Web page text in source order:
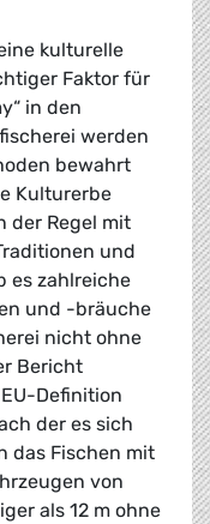
kulturelle
Faktor für
in den
werden
bewahrt
Kulturerbe
der Regel mit
und
es zahlreiche
und -bräuche
nicht ohne
Bericht
Definition
der es sich
das Fischen mit
von
als 12 m ohne